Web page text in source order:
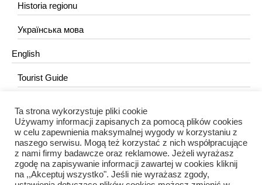
Historia regionu
Українська мова
English
Tourist Guide
KONTAKT
redakcja@portalkujawski.pl
Redakcja
Ta strona wykorzystuje pliki cookie
Używamy informacji zapisanych za pomocą plików cookies
w celu zapewnienia maksymalnej wygody w korzystaniu z
naszego serwisu. Mogą też korzystać z nich współpracujące
z nami firmy badawcze oraz reklamowe. Jeżeli wyrażasz
zgodę na zapisywanie informacji zawartej w cookies kliknij
na ,,Akceptuj wszystko". Jeśli nie wyrażasz zgody,